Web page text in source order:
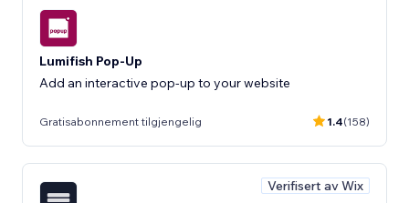
Lumifish Pop-Up
Add an interactive pop-up to your website
Gratisabonnement tilgjengelig 1.4(158)
Verifisert av Wix